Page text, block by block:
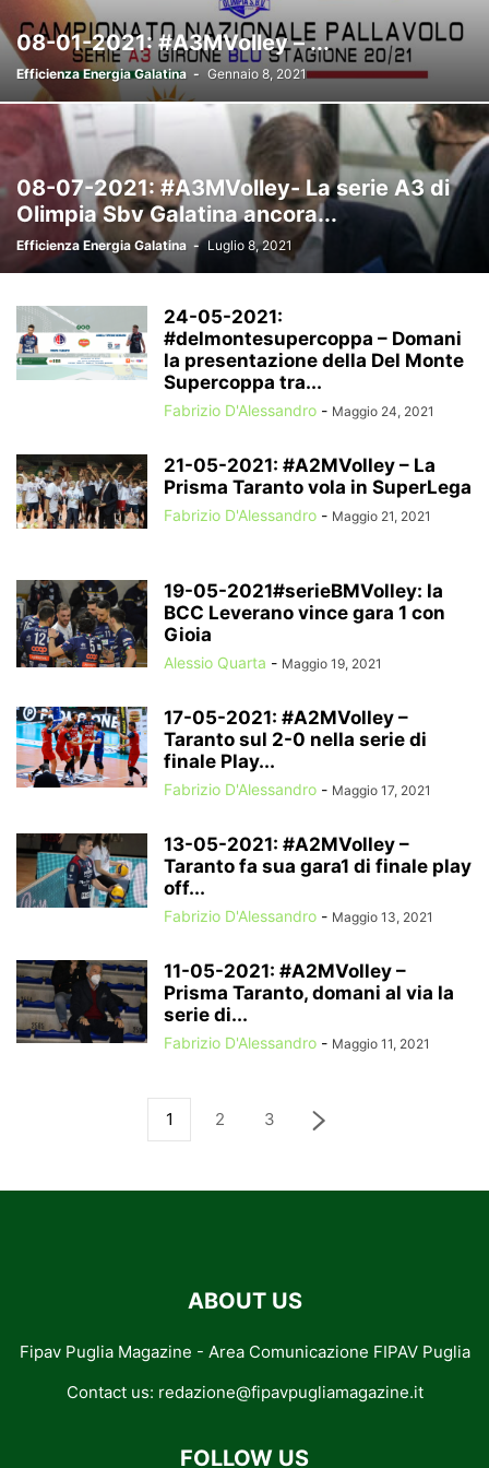
08-01-2021: #A3MVolley – ...
Efficienza Energia Galatina - Gennaio 8, 2021
08-07-2021: #A3MVolley- La serie A3 di
Olimpia Sbv Galatina ancora...
Efficienza Energia Galatina - Luglio 8, 2021
24-05-2021:
#delmontesupercoppa – Domani
la presentazione della Del Monte
Supercoppa tra...
Fabrizio D'Alessandro - Maggio 24, 2021
21-05-2021: #A2MVolley – La
Prisma Taranto vola in SuperLega
Fabrizio D'Alessandro - Maggio 21, 2021
19-05-2021#serieBMVolley: la
BCC Leverano vince gara 1 con
Gioia
Alessio Quarta - Maggio 19, 2021
17-05-2021: #A2MVolley –
Taranto sul 2-0 nella serie di
finale Play...
Fabrizio D'Alessandro - Maggio 17, 2021
13-05-2021: #A2MVolley –
Taranto fa sua gara1 di finale play
off...
Fabrizio D'Alessandro - Maggio 13, 2021
11-05-2021: #A2MVolley –
Prisma Taranto, domani al via la
serie di...
Fabrizio D'Alessandro - Maggio 11, 2021
1 2 3
ABOUT US
Fipav Puglia Magazine - Area Comunicazione FIPAV Puglia
Contact us: redazione@fipavpugliamagazine.it
FOLLOW US